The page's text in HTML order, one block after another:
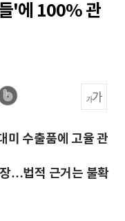
'에 100% 관
미 수출품에 고율 관
…법적 근거는 불확